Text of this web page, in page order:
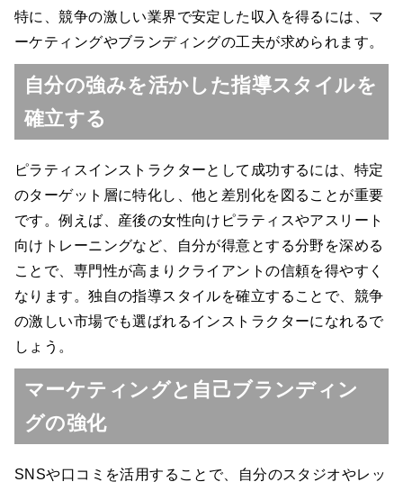
特に、競争の激しい業界で安定した収入を得るには、マ
ーケティングやブランディングの工夫が求められます。
自分の強みを活かした指導スタイルを
確立する
ピラティスインストラクターとして成功するには、特定
のターゲット層に特化し、他と差別化を図ることが重要
です。例えば、産後の女性向けピラティスやアスリート
向けトレーニングなど、自分が得意とする分野を深める
ことで、専門性が高まりクライアントの信頼を得やすく
なります。独自の指導スタイルを確立することで、競争
の激しい市場でも選ばれるインストラクターになれるで
しょう。
マーケティングと自己ブランディン
グの強化
SNSや口コミを活用することで、自分のスタジオやレッ